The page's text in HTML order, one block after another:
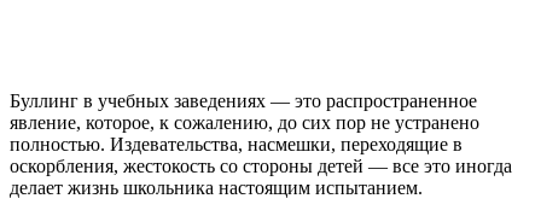
Буллинг в учебных заведениях — это распространенное
явление, которое, к сожалению, до сих пор не устранено
полностью. Издевательства, насмешки, переходящие в
оскорбления, жестокость со стороны детей — все это иногда
делает жизнь школьника настоящим испытанием.